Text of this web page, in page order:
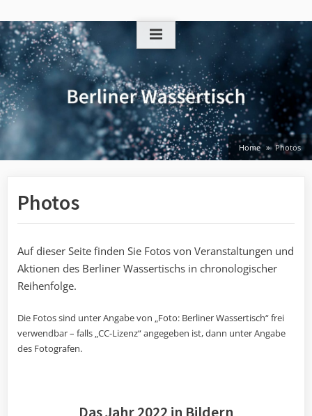
to
content
Home Photos
Photos
Auf dieser Seite finden Sie Fotos von Veranstaltungen und
Aktionen des Berliner Wassertischs in chronologischer
Reihenfolge.
Die Fotos sind unter Angabe von „Foto: Berliner Wassertisch“ frei
verwendbar – falls „CC-Lizenz“ angegeben ist, dann unter Angabe
des Fotografen.
Das Jahr 2022 in Bildern